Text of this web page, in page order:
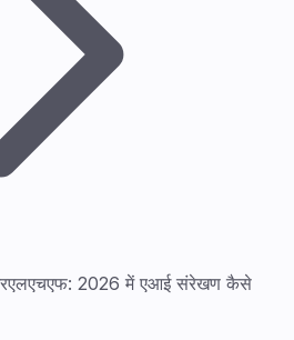
2026 में एआई संरेखण कैसे